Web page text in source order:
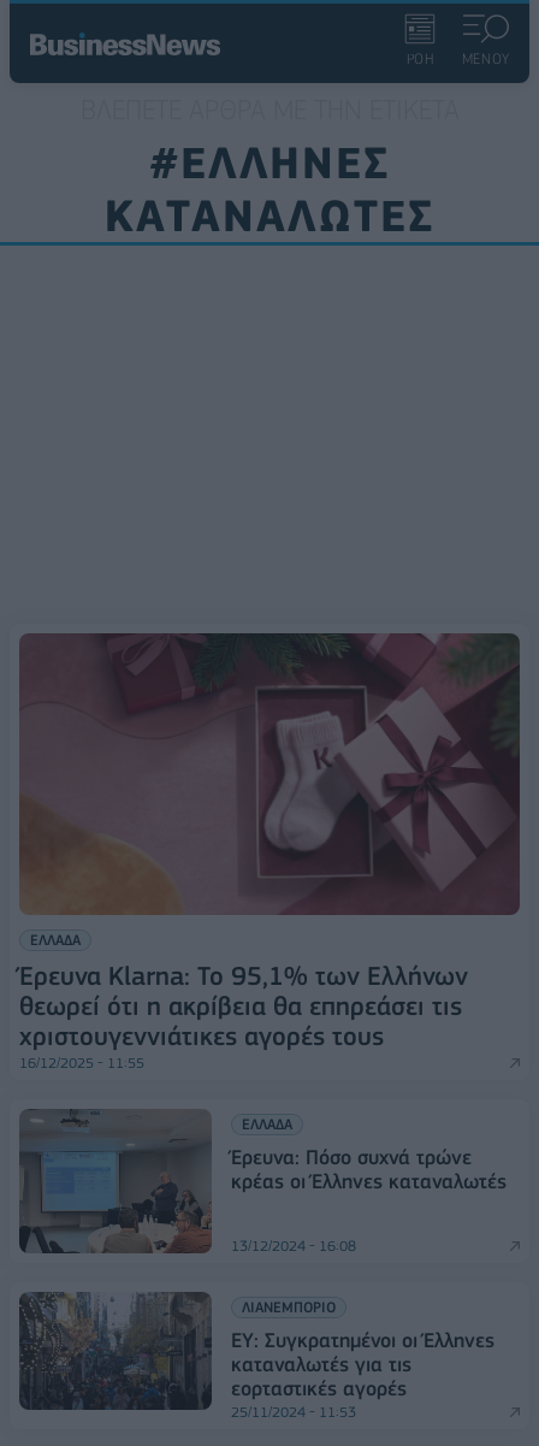
ΡΟΗ ΜΕΝΟΥ
#ΕΛΛΗΝΕΣ
ΚΑΤΑΝΑΛΩΤΕΣ
ΕΛΛΑΔΑ
Έρευνα Klarna: Το 95,1% των Ελλήνων
θεωρεί ότι η ακρίβεια θα επηρεάσει τις
χριστουγεννιάτικες αγορές τους
16/12/2025 - 11:55
ΕΛΛΑΔΑ
Έρευνα: Πόσο συχνά τρώνε
κρέας οι Έλληνες καταναλωτές
13/12/2024 - 16:08
ΛΙΑΝΕΜΠΟΡΙΟ
ΕΥ: Συγκρατημένοι οι Έλληνες
καταναλωτές για τις
εορταστικές αγορές
25/11/2024 - 11:53